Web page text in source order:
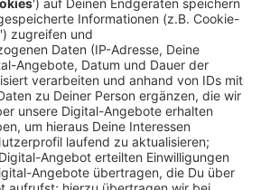
Dieser Service kann
zu Ihren Aktivitäten
Bitte lesen Sie die
und stimmen Sie der
Service zu, um dieses
anzusehen.
Informationen
2021!